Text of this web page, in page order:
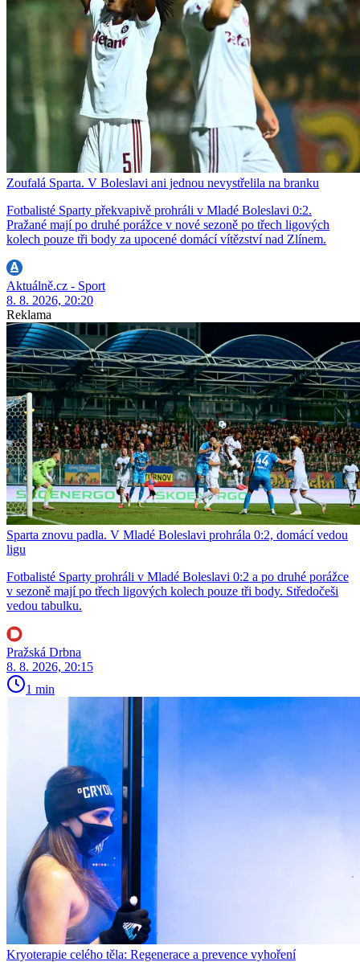
Zoufalá Sparta. V Boleslavi ani jednou nevystřelila na branku
Fotbalisté Sparty překvapivě prohráli v Mladé Boleslavi 0:2.
Pražané mají po druhé porážce v nové sezoně po třech ligových
kolech pouze tři body za upocené domácí vítězství nad Zlínem.
Aktuálně.cz - Sport
8. 8. 2026, 20:20
Reklama
Sparta znovu padla. V Mladé Boleslavi prohrála 0:2, domácí vedou
ligu
Fotbalisté Sparty prohráli v Mladé Boleslavi 0:2 a po druhé porážce
v sezoně mají po třech ligových kolech pouze tři body. Středočeši
vedou tabulku.
Pražská Drbna
8. 8. 2026, 20:15
1 min
Kryoterapie celého těla: Regenerace a prevence vyhoření